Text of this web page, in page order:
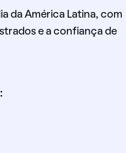
da América Latina, com
e a confiança de